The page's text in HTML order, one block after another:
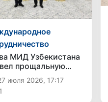
МИД Узбекистана
прощальную
с послом
Бейбутом
июля 2026, 17:17